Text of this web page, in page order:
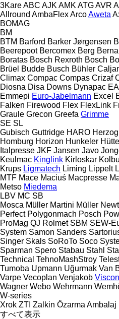
3KareABC AJK AMK ATGAVR
Allround AmbaFlexArcoAweta
BOMAG
BM
BTM Barford Barker Jørgensen
Beerepoot Bercomex Berg
Boratas Bosch Rexroth Bosch
Brüel Budde Busch Bühler
Climax Compac Compas Crizaf
Diosna Disa Downs Dynapac
Emmepi Euro-Jabelmann Excel
Falken Firewood Flex FlexLink
Graule Grecon Greefa Grimme
SE SL
Gubisch Guttridge HARO
Homburg Horizon Hunkeler
Italpresse JKF Jansen Javo
Keulmac Kinglink Kirloskar
Krups Ligmatech Liming Lippelt
MTF Mace Maciuś Macpresse
Metso Miedema
LBV MC SB
Mosca Müller Martini Müller
Perfect Polygonmach Posch
ProMag QJ Rolmet SBM SEW-
System Samon Sanders
Singer Skals SoRoTo Soco
Sparman Spero Stabau Stahl
Technical TehnoMashStroy
Tumoba Upmann Uğurmak Van
Varpe Vecoplan Venjakob Viscon
Wagner Webo Wehrmann
W-series
Xrok ZTI Zalkin Özarma Ambalaj
すべて表示